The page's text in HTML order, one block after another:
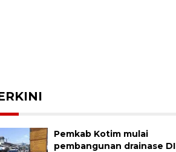
Pemkab Kotim mulai
pembangunan drainase DI